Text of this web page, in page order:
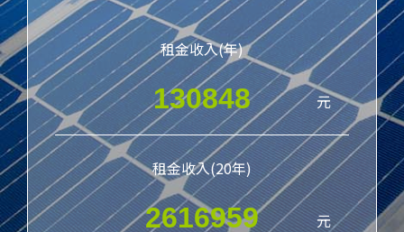
租金收入(年)
元
租金收入(20年)
元